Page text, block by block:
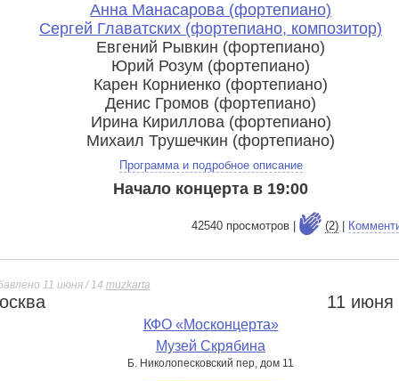
Анна Манасарова (фортепиано)
Сергей Главатских (фортепиано, композитор)
Евгений Рывкин (фортепиано)
Юрий Розум (фортепиано)
Карен Корниенко (фортепиано)
Денис Громов (фортепиано)
Ирина Кириллова (фортепиано)
Михаил Трушечкин (фортепиано)
Программа и подробное описание
Начало концерта в 19:00
42540 просмотров | (2)|
11 июня / 14 muzkarta
11 июня
КФО «Москонцерта»
Музей Скрябина
Б. Николопесковский пер, дом 11